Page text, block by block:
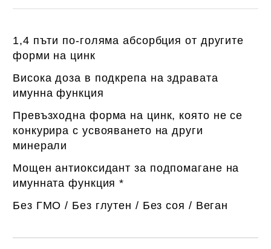
1,4 пъти по-голяма абсорбция от другите
форми на цинк
Висока доза в подкрепа на здравата
имунна функция
Превъзходна форма на цинк, която не се
конкурира с усвояването на други
минерали
Мощен антиоксидант за подпомагане на
имунната функция *
Без ГМО / Без глутен / Без соя / Веган